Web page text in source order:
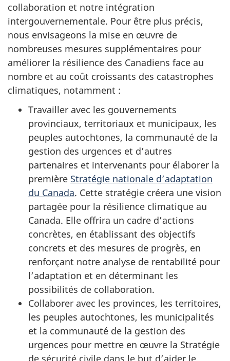
collaboration et notre intégration
intergouvernementale. Pour être plus précis,
nous envisageons la mise en œuvre de
nombreuses mesures supplémentaires pour
améliorer la résilience des Canadiens face au
nombre et au coût croissants des catastrophes
climatiques, notamment :
Travailler avec les gouvernements
provinciaux, territoriaux et municipaux, les
peuples autochtones, la communauté de la
gestion des urgences et d’autres
partenaires et intervenants pour élaborer la
première Stratégie nationale d’adaptation
du Canada. Cette stratégie créera une vision
partagée pour la résilience climatique au
Canada. Elle offrira un cadre d’actions
concrètes, en établissant des objectifs
concrets et des mesures de progrès, en
renforçant notre analyse de rentabilité pour
l’adaptation et en déterminant les
possibilités de collaboration.
Collaborer avec les provinces, les territoires,
les peuples autochtones, les municipalités
et la communauté de la gestion des
urgences pour mettre en œuvre la Stratégie